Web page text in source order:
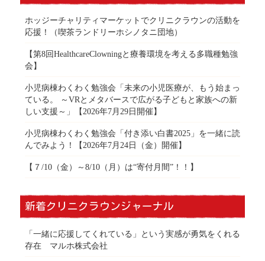
ホッジーチャリティマーケットでクリニクラウンの活動を
応援！（喫茶ランドリーホシノタニ団地）
【第8回HealthcareClowningと療養環境を考える多職種勉強
会】
小児病棟わくわく勉強会「未来の小児医療が、もう始まっ
ている。 ～VRとメタバースで広がる子どもと家族への新
しい支援～」【2026年7月29日開催】
小児病棟わくわく勉強会「付き添い白書2025」を一緒に読
んでみよう！【2026年7月24日（金）開催】
【７/10（金）～8/10（月）は“寄付月間”！！】
新着クリニクラウンジャーナル
「一緒に応援してくれている」という実感が勇気をくれる
存在 マルホ株式会社